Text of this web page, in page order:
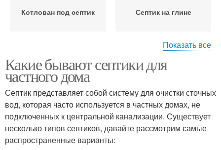
Котлован под септик Септик на глине
Септик из бетонных
колец
Показать все
Какие бывают септики для
частного дома
Септик представляет собой систему для очистки сточных
вод, которая часто используется в частных домах, не
подключенных к центральной канализации. Существует
несколько типов септиков, давайте рассмотрим самые
распространенные варианты: